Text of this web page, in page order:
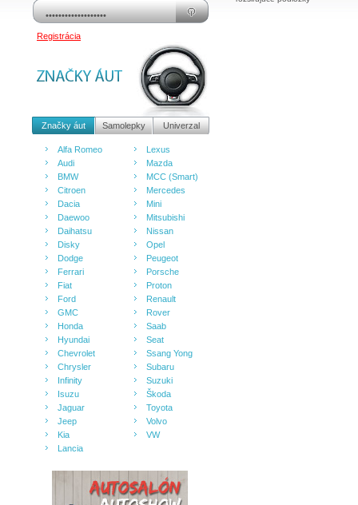
Registrácia
Značky áut Samolepky Univerzal
Alfa Romeo
Audi
BMW
Citroen
Dacia
Daewoo
Daihatsu
Disky
Dodge
Ferrari
Fiat
Ford
GMC
Honda
Hyundai
Chevrolet
Chrysler
Infinity
Isuzu
Jaguar
Jeep
Kia
Lancia
Lexus
Mazda
MCC (Smart)
Mercedes
Mini
Mitsubishi
Nissan
Opel
Peugeot
Porsche
Proton
Renault
Rover
Saab
Seat
Ssang Yong
Subaru
Suzuki
Škoda
Toyota
Volvo
VW